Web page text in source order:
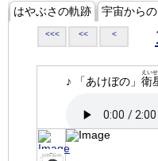
はやぶさの軌跡 宇宙から
<<< << <
♪ 「あけぼの」 衛
えい